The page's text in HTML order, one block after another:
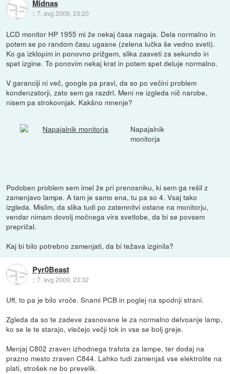
Midnas
::7. avg 2009, 23:20
LCD monitor HP 1955 mi že nekaj časa nagaja. Dela normalno in
potem se po random času ugasne (zelena lučka še vedno sveti).
Ko ga izklopim in ponovno prižgem, slika zasveti za sekundo in
spet izgine. To ponovim nekaj krat in potem spet deluje normalno.
V garanciji ni več, google pa pravi, da so po večini problem
kondenzatorji, zato sem ga razdrl. Meni ne izgleda nič narobe,
nisem pa strokovnjak. Kakšno mnenje?
Napajalnik
monitorja
Podoben problem sem imel že pri prenosniku, ki sem ga rešil z
zamenjavo lampe. A tam je samo ena, tu pa so 4. Vsaj tako
izgleda. Mislim, da slika tudi po zatemnitvi ostane na monitorju,
vendar nimam dovolj močnega vira svetlobe, da bi se povsem
prepričal.
Kaj bi bilo potrebno zamenjati, da bi težava izginila?
Pyr0Beast
::7. avg 2009, 23:32
Uff, to pa je bilo vroče. Snami PCB in poglej na spodnji strani.
Zgleda da so te zadeve zasnovane le za normalno delvoanje lamp,
ko se le te starajo, vlečejo večji tok in vse se bolj greje.
Menjaj C802 zraven izhodnega trafota za lampe, ter dodaj na
prazno mesto zraven C844. Lahko tudi zamenjaš vse elektrolite na
plati, strošek ne bo prevelik.